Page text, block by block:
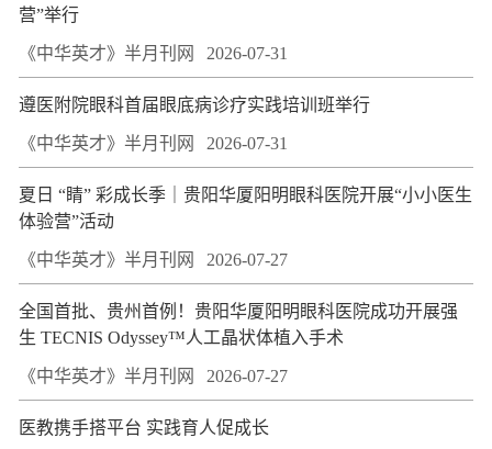
营”举行
《中华英才》半月刊网 2026-07-31
遵医附院眼科首届眼底病诊疗实践培训班举行
《中华英才》半月刊网 2026-07-31
夏日 “睛” 彩成长季｜贵阳华厦阳明眼科医院开展“小小医生
体验营”活动
《中华英才》半月刊网 2026-07-27
全国首批、贵州首例！贵阳华厦阳明眼科医院成功开展强
生 TECNIS Odyssey™人工晶状体植入手术
《中华英才》半月刊网 2026-07-27
医教携手搭平台 实践育人促成长